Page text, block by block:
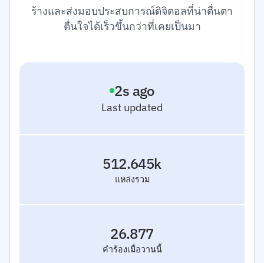
ร้างและส่งมอบประสบการณ์ดิจิตอลที่น่าตื่นตา
ตื่นใจได้เร็วขึ้นกว่าที่เคยเป็นมา
Last updated
3s ago
แหล่งรวม
512.645k
คำร้องเมื่อวานนี้
26.877